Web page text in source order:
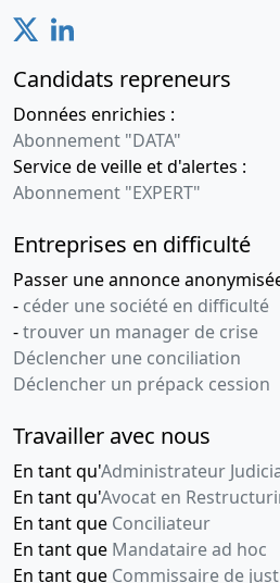
Candidats repreneurs
Données enrichies :
Abonnement "DATA"
Service de veille et d'alertes :
Abonnement "EXPERT"
Entreprises en difficulté
Passer une annonce
- céder une société en difficulté
-trouver un manager de crise
Déclencher une conciliation
Déclencher un prépack cession
Travailler avec nous
En tant qu'Administrateur
En tant qu'Avocat en
En tant que Conciliateur
En tant que Mandataire ad hoc
En tant que Commissaire de